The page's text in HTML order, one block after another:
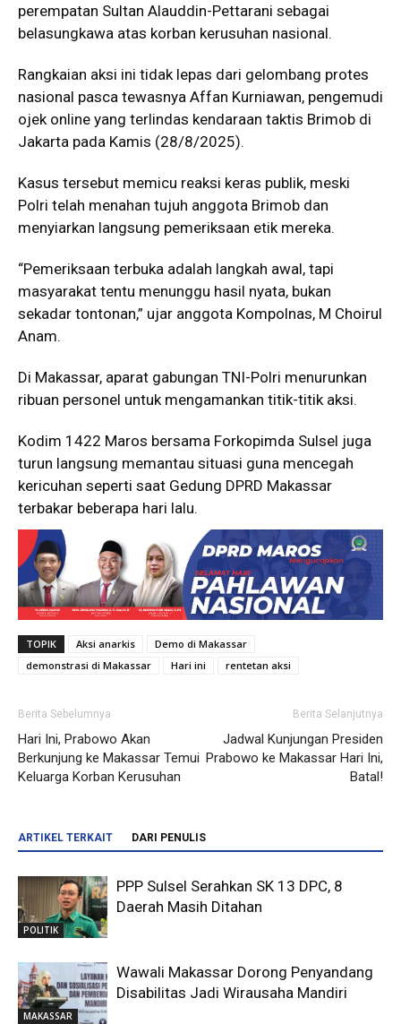
perempatan Sultan Alauddin-Pettarani sebagai
belasungkawa atas korban kerusuhan nasional.
Rangkaian aksi ini tidak lepas dari gelombang protes
nasional pasca tewasnya Affan Kurniawan, pengemudi
ojek online yang terlindas kendaraan taktis Brimob di
Jakarta pada Kamis (28/8/2025).
Kasus tersebut memicu reaksi keras publik, meski
Polri telah menahan tujuh anggota Brimob dan
menyiarkan langsung pemeriksaan etik mereka.
“Pemeriksaan terbuka adalah langkah awal, tapi
masyarakat tentu menunggu hasil nyata, bukan
sekadar tontonan,” ujar anggota Kompolnas, M Choirul
Anam.
Di Makassar, aparat gabungan TNI-Polri menurunkan
ribuan personel untuk mengamankan titik-titik aksi.
Kodim 1422 Maros bersama Forkopimda Sulsel juga
turun langsung memantau situasi guna mencegah
kericuhan seperti saat Gedung DPRD Makassar
terbakar beberapa hari lalu.
TOPIK Aksi anarkis
Demo di Makassar
demonstrasi di Makassar
Hari ini rentetan aksi
Berita Sebelumnya
Hari Ini, Prabowo Akan
Berkunjung ke Makassar Temui
Keluarga Korban Kerusuhan
Berita Selanjutnya
Jadwal Kunjungan Presiden
Prabowo ke Makassar Hari Ini,
Batal!
ARTIKEL TERKAIT DARI PENULIS
POLITIK
PPP Sulsel Serahkan SK 13 DPC, 8
Daerah Masih Ditahan
MAKASSAR
Wawali Makassar Dorong Penyandang
Disabilitas Jadi Wirausaha Mandiri